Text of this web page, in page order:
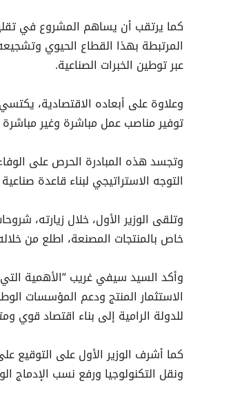
كما يرتقب أن يساهم المشروع في
المرتبطة بهذا القطاع الحيوي
عبر توطين الخبرات الصناعية.
وعلاوة على أبعاده الاقتصادية،
توفير مناصب عمل مباشرة وغير
وتجسد هذه المبادرة الحرص على
التوجه الاستراتيجي لبناء قاعدة
وتلقى الوزير الأول، خلال زيارته،
خاص بالمنتجات المصنعة، اطلع من
وأكد السيد سيفي غريب “الأهمية
الاستثمار المنتج ودعم المؤسسات
للدولة الرامية إلى بناء اقتصاد قوي
كما أشرف الوزير الأول على التوقيع
ونقل التكنولوجيا ورفع نسب الإدماج